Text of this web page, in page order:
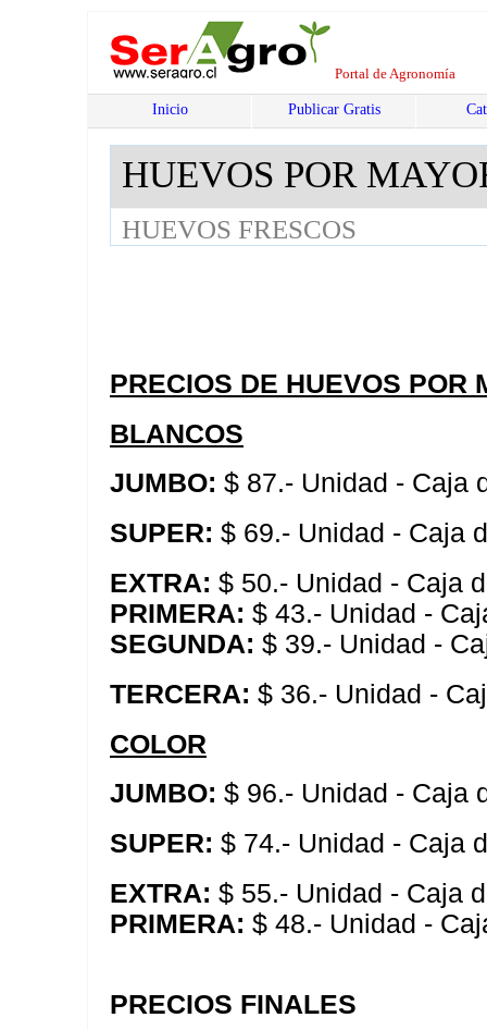
Portal de Agronomía
Inicio Publicar Gratis
HUEVOS POR
HUEVOS FRESCOS
PRECIOS DE HUEVOS POR
BLANCOS
JUMBO: $ 87.- Unidad - Caja
SUPER: $ 69.- Unidad - Caja
EXTRA: $ 50.- Unidad - Caja
PRIMERA: $ 43.- Unidad -
SEGUNDA: $ 39.- Unidad -
TERCERA: $ 36.- Unidad -
COLOR
JUMBO: $ 96.- Unidad - Caja
SUPER: $ 74.- Unidad - Caja
EXTRA: $ 55.- Unidad - Caja
PRIMERA: $ 48.- Unidad -
PRECIOS FINALES